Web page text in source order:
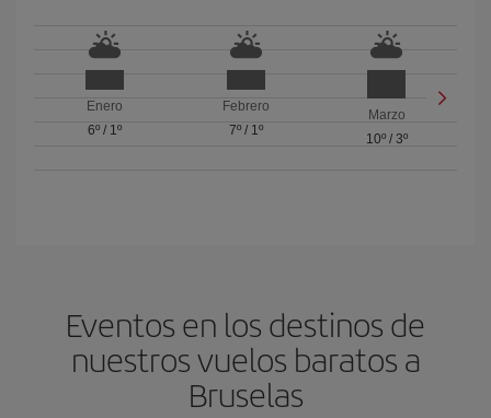
Enero
6º/ 1º
Febrero
7º/ 1º
Marzo
10º/ 3º
Eventos en los destinos de
nuestros vuelos baratos a
Bruselas